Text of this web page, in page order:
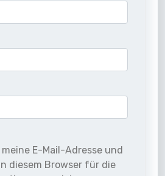
meine E-Mail-Adresse und
diesem Browser für die